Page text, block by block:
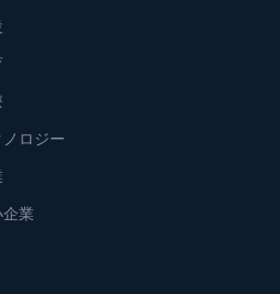
ノロジー
業